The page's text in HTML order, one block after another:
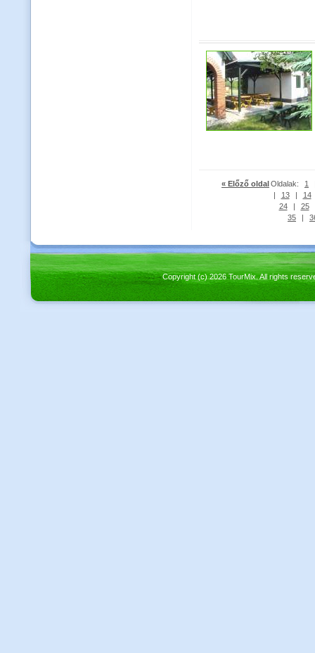
« Előző oldalOldalak: 1
|
13 | 14
24
| 25
35
|
Copyright (c) 2026 TourMix. All rights